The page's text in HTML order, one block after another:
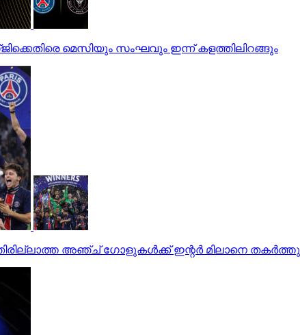
മെസിയും സംഘവും ഇന്ന് കളത്തിലിറങ്ങും
അഞ്ച് ഗോളുകള്‍ക്ക് ഇന്റര്‍ മിലാനെ തകര്‍ത്തു